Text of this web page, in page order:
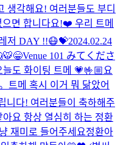
생각해요! 여러분들도 부디
면 합니다요!❤️ 우리 트메
저 DAY !!😷💝2024.02.24
😁Venue 101 みてくださ
늘도 화이팅 트메 💗🤟🏼 요
트메 혹시 이거 뭐 닮았어
니다! 여러분들이 축하해주
요 항상 열심히 하는 정환
재미로 들어주세요정환아